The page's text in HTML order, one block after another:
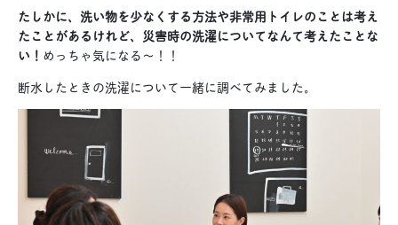
たしかに、洗い物を少なくする方法や非常用トイレのことは考え
たことがあるけれど、災害時の洗濯についてなんて考えたことな
い！ めっちゃ気になる〜！！
断水したときの洗濯について一緒に調べてみました。